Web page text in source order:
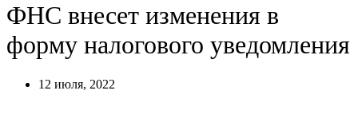
ФНС внесет изменения в
форму налогового уведомления
12 июля, 2022